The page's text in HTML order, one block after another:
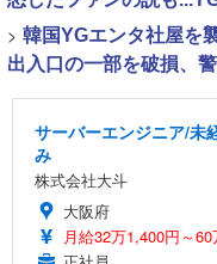
> 韓国YGエンタ社屋を
出入口の一部を破損、
サーバーエンジニア/未
み
株式会社大斗
大阪府
月給32万1,400円～60